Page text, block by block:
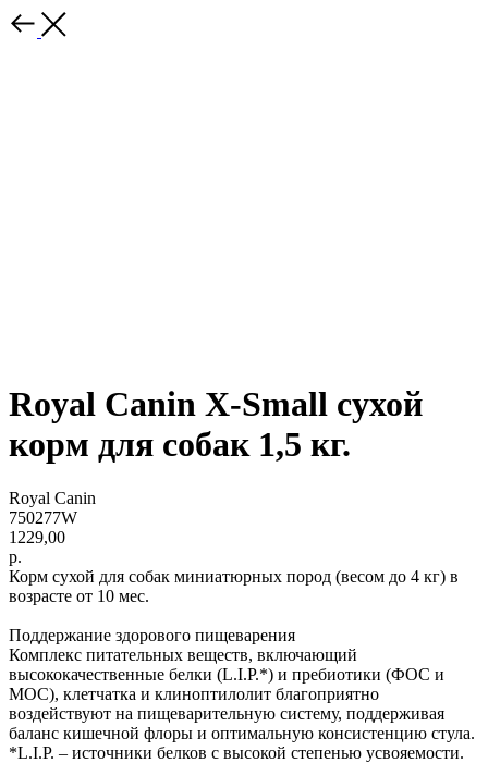
Royal Canin X-Small сухой
корм для собак 1,5 кг.
Royal Canin
750277W
1229,00
р.
Корм сухой для собак миниатюрных пород (весом до 4 кг) в
возрасте от 10 мес.
Поддержание здорового пищеварения
Комплекс питательных веществ, включающий
высококачественные белки (L.I.P.*) и пребиотики (ФОС и
МОС), клетчатка и клиноптилолит благоприятно
воздействуют на пищеварительную систему, поддерживая
баланс кишечной флоры и оптимальную консистенцию стула.
*L.I.P. – источники белков с высокой степенью усвояемости.